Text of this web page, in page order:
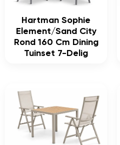
Hartman Sophie
Element/Sand City
Rond 160 Cm Dining
Tuinset 7-Delig